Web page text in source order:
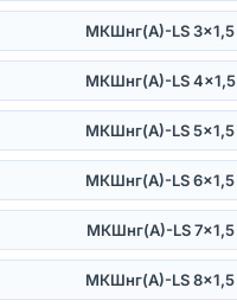
МКШнг(А)-LS 3×1,5
МКШнг(А)-LS 4×1,5
МКШнг(А)-LS 5×1,5
МКШнг(А)-LS 6×1,5
МКШнг(А)-LS 7×1,5
МКШнг(А)-LS 8×1,5